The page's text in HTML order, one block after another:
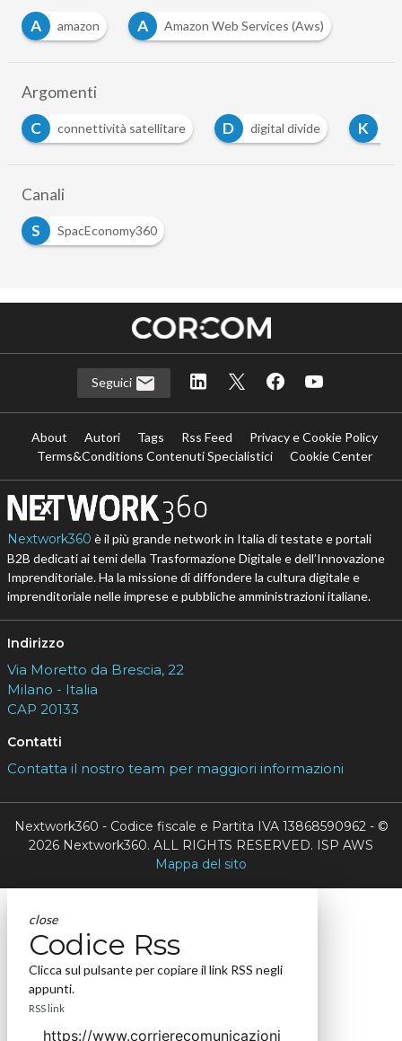
A
amazon A Amazon Web Services (Aws)
Argomenti
connettività satellitare D digital divide K Kuiper
Canali
S
SpacEconomy360
Seguici
About Autori Tags Rss Feed
Privacy e Cookie Policy
Terms&Conditions Contenuti Specialistici
Cookie Center
Nextwork360 è il più grande network in Italia di testate e portali
B2B dedicati ai temi della Trasformazione Digitale e dell’Innovazione
Imprenditoriale. Ha la missione di diffondere la cultura digitale e
imprenditoriale nelle imprese e pubbliche amministrazioni italiane.
Indirizzo
Via Moretto da Brescia, 22
Milano - Italia
CAP 20133
Contatti
Contatta il nostro team per maggiori informazioni
Nextwork360 - Codice fiscale e Partita IVA 13868590962 - ©
2026 Nextwork360. ALL RIGHTS RESERVED. ISP AWS
Mappa del sito
close
Codice Rss
Clicca sul pulsante per copiare il link RSS negli
appunti.
RSS link